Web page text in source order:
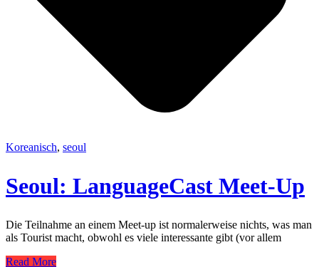
Koreanisch, seoul
Seoul: LanguageCast Meet-Up
Die Teilnahme an einem Meet-up ist normalerweise nichts, was man
als Tourist macht, obwohl es viele interessante gibt (vor allem
Read More